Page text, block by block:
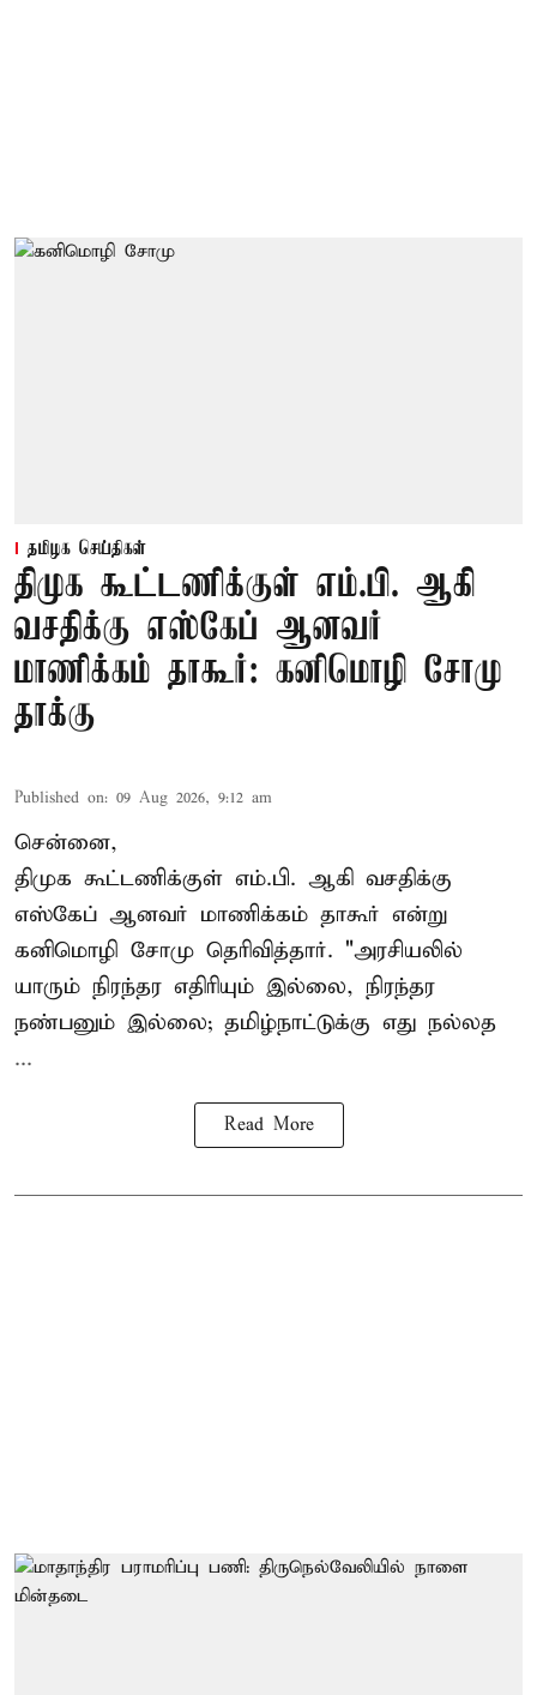
தமிழக செய்திகள்
திமுக கூட்டணிக்குள் எம்.பி. ஆகி
வசதிக்கு எஸ்கேப் ஆனவர்
மாணிக்கம் தாகூர்: கனிமொழி சோமு
தாக்கு
Published on: 09 Aug 2026, 9:12 am
சென்னை,
திமுக கூட்டணிக்குள் எம்.பி. ஆகி வசதிக்கு
எஸ்கேப் ஆனவர் மாணிக்கம் தாகூர் என்று
கனிமொழி சோமு தெரிவித்தார். "அரசியலில்
யாரும் நிரந்தர எதிரியும் இல்லை, நிரந்தர
நண்பனும் இல்லை; தமிழ்நாட்டுக்கு எது நல்லத
...
Read More